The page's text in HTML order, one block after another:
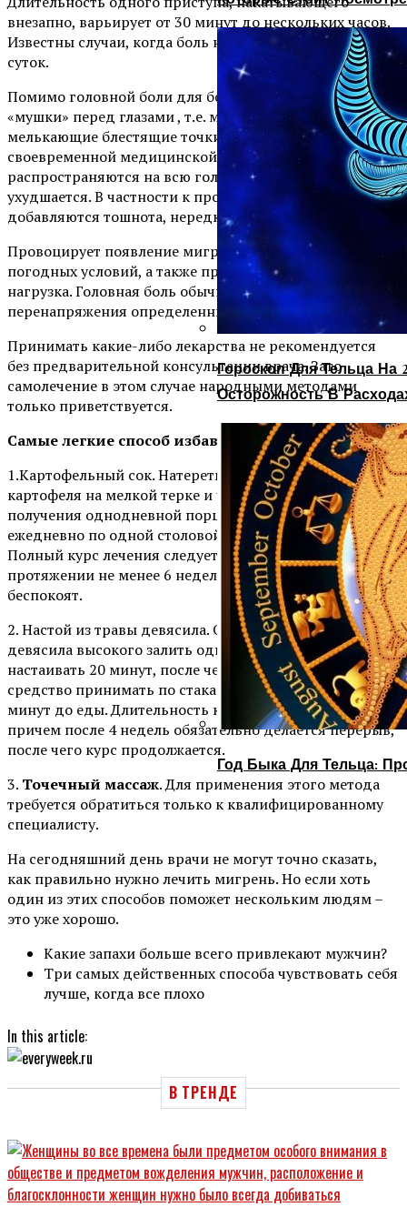
Гороскоп Для Тельца На
Осторожность В
Год Быка Для Тельца:
внезапно, варьирует от 30 минут до нескольких часов.
Известны случаи, когда боль не проходит несколько
суток.
Помимо головной боли для болезни свойственны
«мушки» перед глазами , т.е. мельтешащие в глазах
мелькающие блестящие точки. В отсутствие
своевременной медицинской помощи боли
распространяются на всю голову, а состояние человека
ухудшается. В частности к прочим симптомам
добавляются тошнота, нередко переходящая в рвоту.
Провоцирует появление мигрени сезонные изменения
погодных условий, а также профессиональная
нагрузка. Головная боль обычно является следствием
перенапряжения определенных групп мышц.
Принимать какие-либо лекарства не рекомендуется
без предварительной консультации врача. Зато
самолечение в этом случае народными методами
только приветствуется.
Самые легкие способ избавления от мигрени:
1.Картофельный сок. Натереть немного свежего
картофеля на мелкой терке и через марлю отжать для
получения однодневной порции. Принимать
ежедневно по одной столовой ложке перед сном.
Полный курс лечения следует проводить на
протяжении не менее 6 недель, даже если боли уже не
беспокоят.
2. Настой из травы девясила. Одну чайную ложку травы
девясила высокого залить одним стаканом воды и
настаивать 20 минут, после чего процедить. Готовое
средство принимать по стакана 3-4 раза в день за 30
минут до еды. Длительность курса лечения – 9 недель,
причем после 4 недель обязательно делается перерыв,
после чего курс продолжается.
3. Точечный массаж. Для применения этого метода
требуется обратиться только к квалифицированному
специалисту.
На сегодняшний день врачи не могут точно сказать,
как правильно нужно лечить мигрень. Но если хоть
один из этих способов поможет нескольким людям –
это уже хорошо.
Какие запахи больше всего привлекают мужчин?
Три самых действенных способа чувствовать себя
лучше, когда все плохо
In this article:
В ТРЕНДЕ